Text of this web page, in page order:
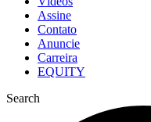
Assine
Contato
Anuncie
Carreira
EQUITY
Search